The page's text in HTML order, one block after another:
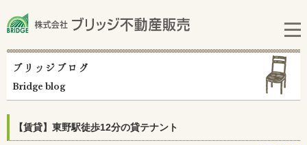
ブリッジブログ
Bridge blog
【賃貸】東野駅徒歩12分の貸テナント